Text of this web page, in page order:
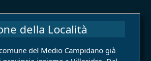
della Località
del Medio Campidano già